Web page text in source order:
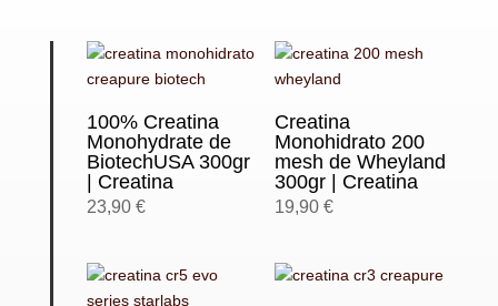
100% Creatina
Monohydrate de
BiotechUSA 300gr
| Creatina
23,90 €
Creatina
Monohidrato 200
mesh de Wheyland
300gr | Creatina
19,90 €